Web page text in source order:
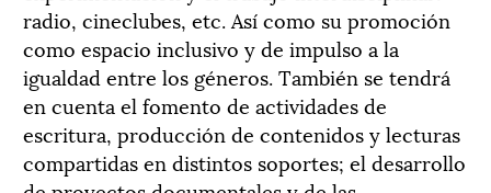
radio, cineclubes, etc. Así como su promoción
como espacio inclusivo y de impulso a la
igualdad entre los géneros. También se tendrá
en cuenta el fomento de actividades de
escritura, producción de contenidos y lecturas
compartidas en distintos soportes; el desarrollo